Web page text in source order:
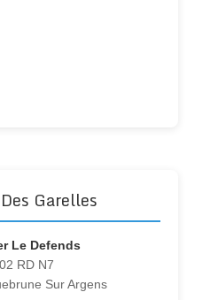
Garelles
Le Defends
RD N7
Sur Argens